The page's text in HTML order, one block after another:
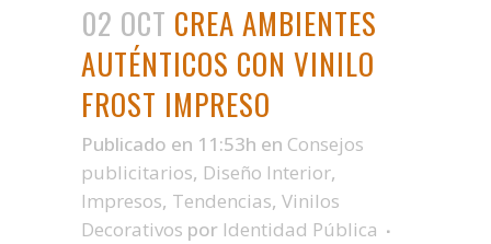
02 OCT CREA AMBIENTES
AUTÉNTICOS CON VINILO
FROST IMPRESO
Publicado en 11:53h en Consejos
publicitarios, Diseño Interior,
Impresos, Tendencias, Vinilos
Decorativos por Identidad Pública